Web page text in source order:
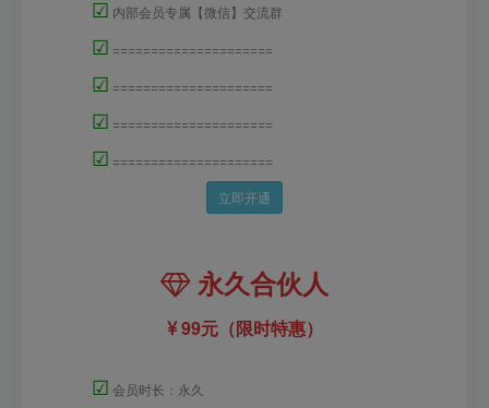
☑ 内部会员专属【微信】交流群
☑ =====================
☑ =====================
☑ =====================
☑ =====================
立即开通
永久合伙人
99元（限时特惠）
☑ 会员时长：永久